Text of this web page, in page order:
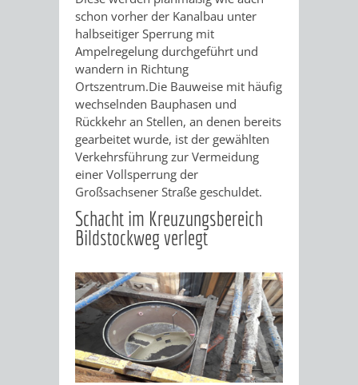
SCHWIMMEN
STRANDBAD
WAIDSEE
VIKTOR-
DULGER-
BAD
VEREINE
AKTUELLEAKTUELLESTANDORTPORTRAIT
UNTERNEHMEN
schon vorher der Kanalbau unter
halbseitiger Sperrung mit
Ampelregelung durchgeführt und
wandern in Richtung
Ortszentrum.Die Bauweise mit häufig
wechselnden Bauphasen und
Rückkehr an Stellen, an denen bereits
gearbeitet wurde, ist der gewählten
Verkehrsführung zur Vermeidung
einer Vollsperrung der
Großsachsener Straße geschuldet.
Schacht im Kreuzungsbereich
Bildstockweg verlegt